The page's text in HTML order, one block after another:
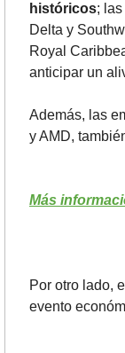
históricos;
Delta y
Royal
anticipar un
Además, las
y AMD,
Más
Por otro lado,
evento